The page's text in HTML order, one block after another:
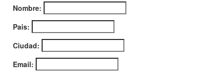
Nombre:
Pais:
Ciudad:
Email: